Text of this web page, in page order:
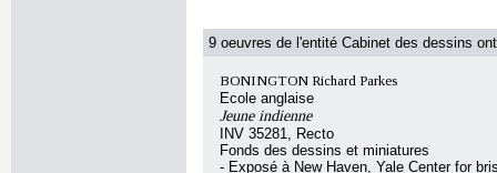
9 oeuvres de l'entité Cabinet des dessins
BONINGTON Richard Parkes
Ecole anglaise
Jeune indienne
INV 35281, Recto
Fonds des dessins et miniatures
- Exposé à New Haven, Yale Center for